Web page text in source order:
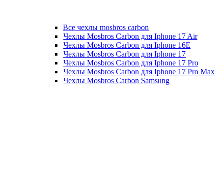
Все чехлы mosbros carbon
Чехлы Mosbros Carbon для Iphone 17 Air
Чехлы Mosbros Carbon для Iphone 16E
Чехлы Mosbros Carbon для Iphone 17
Чехлы Mosbros Carbon для Iphone 17 Pro
Чехлы Mosbros Carbon для Iphone 17 Pro Max
Чехлы Mosbros Carbon Samsung